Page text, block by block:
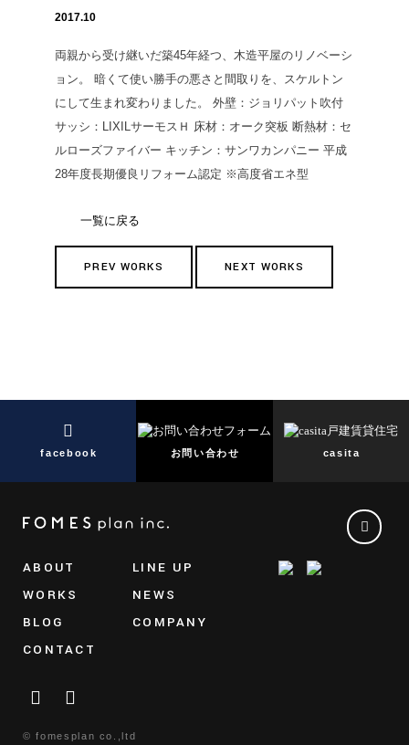
2017.10
両親から受け継いだ築45年経つ、木造平屋のリノベーシ
ョン。 暗くて使い勝手の悪さと間取りを、スケルトン
にして生まれ変わりました。 外壁：ジョリパット吹付
サッシ：LIXILサーモスＨ 床材：オーク突板 断熱材：セ
ルローズファイバー キッチン：サンワカンパニー 平成
28年度長期優良リフォーム認定 ※高度省エネ型
一覧に戻る
PREV WORKS NEXT WORKS
facebook お問い合わせ casita
ABOUT
LINE UP
WORKS
NEWS
BLOG
COMPANY
CONTACT
© fomesplan co.,ltd